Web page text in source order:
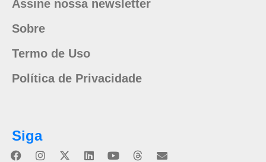
Assine nossa newsletter
Sobre
Termo de Uso
Política de Privacidade
Siga